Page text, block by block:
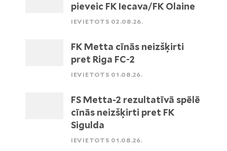
pieveic FK Iecava/FK Olaine
IEVIETOTS 02.08.26.
FK Metta cīnās neizšķirti
pret Riga FC-2
IEVIETOTS 01.08.26.
FS Metta-2 rezultatīvā spēlē
cīnās neizšķirti pret FK
Sigulda
IEVIETOTS 01.08.26.